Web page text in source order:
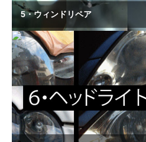
5・ウィンドリペア